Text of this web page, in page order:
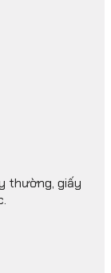
thường, giấy